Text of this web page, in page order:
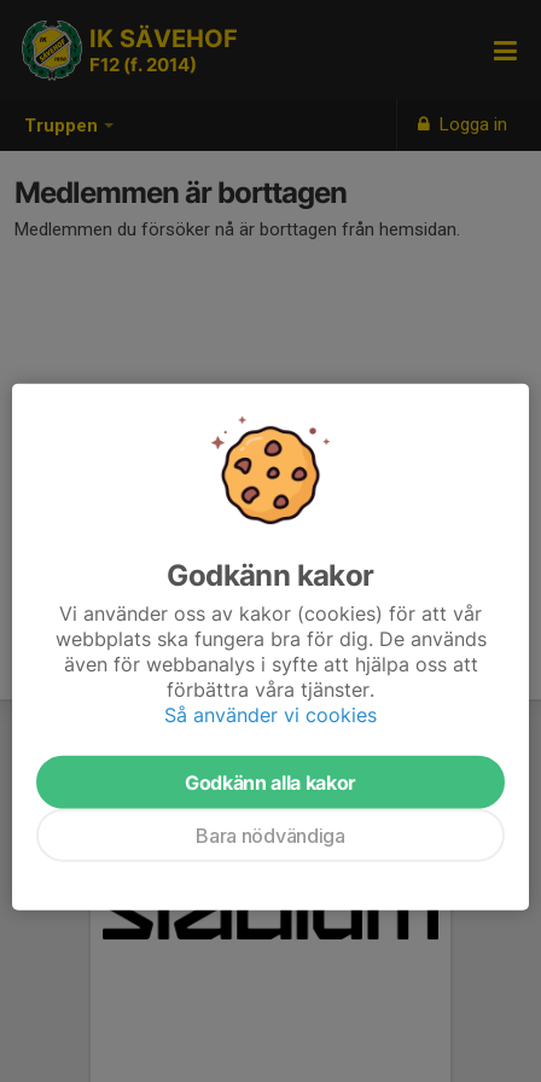
Truppen Logga in
IK SÄVEHOF
F12 (f. 2014)
Medlemmen är borttagen
Medlemmen du försöker nå är borttagen från hemsidan.
Godkänn kakor
Vi använder oss av kakor (cookies) för att vår
webbplats ska fungera bra för dig. De används
även för webbanalys i syfte att hjälpa oss att
förbättra våra tjänster.
Så använder vi cookies
Godkänn alla kakor
Bara nödvändiga